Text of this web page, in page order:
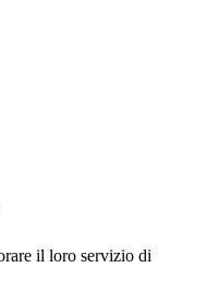
il loro servizio di